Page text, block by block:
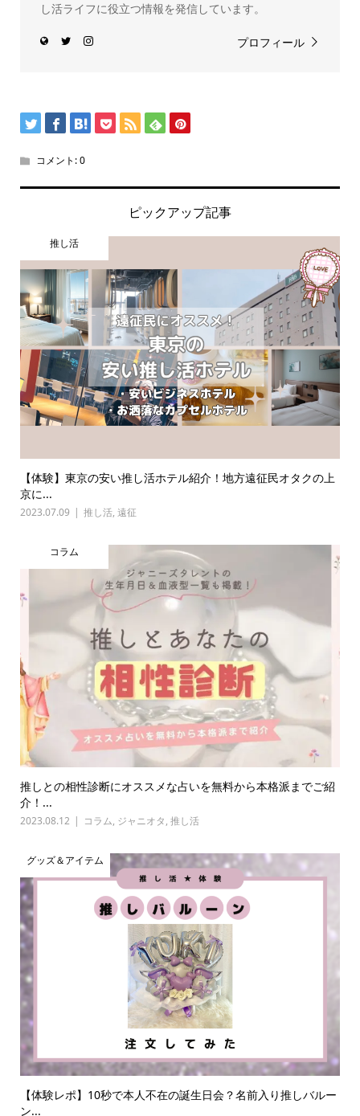
し活ライフに役立つ情報を発信しています。
プロフィール
コメント:0
ピックアップ記事
推し活
【体験】東京の安い推し活ホテル紹介！地方遠征民オタクの上
京に...
2023.07.09 推し活, 遠征
コラム
推しとの相性診断にオススメな占いを無料から本格派までご紹
介！...
2023.08.12 コラム, ジャニオタ, 推し活
グッズ＆アイテム
【体験レポ】10秒で本人不在の誕生日会？名前入り推しバルー
ン...